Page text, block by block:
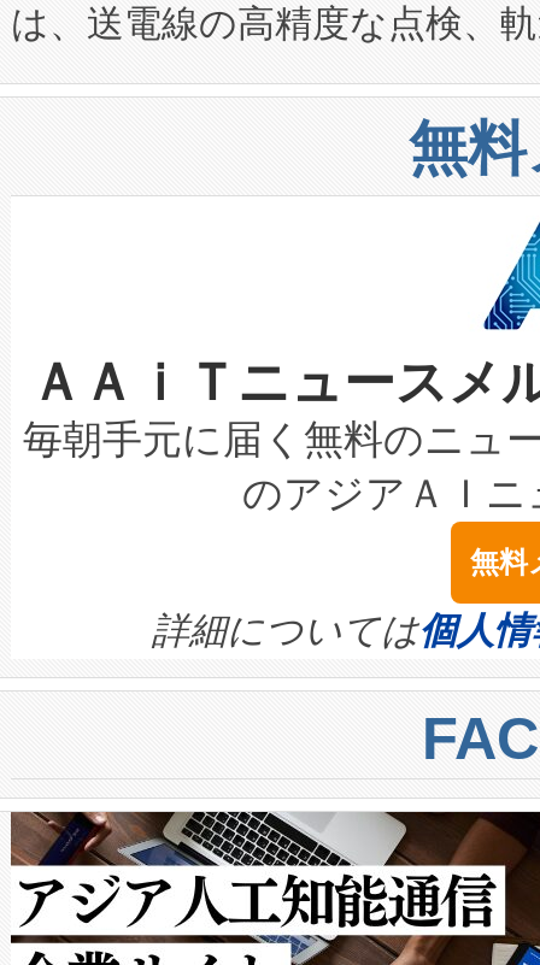
に関する技術移転および知的
構造化トレーニングカリキュ
上げおよび商用化段階におけ
設備整備および立ち上げ調整
加組織は、Enzeneのバイオ
選定された製品について、自
取得できる可能性もあります
設には、3億～4億ドルかか
最高経営責任者（CEO）であ
す。「当社のfully-connected
ームを利用すれば、6,000万
きます。この効率性は、フェ
定、統合、導入、運用に至る
安全性を追跡し、確保する事
増加しているデータセンター
る電力網に大きな負担をかけ
事業者の負担軽減という課題
系統連系を迅速にし、ピーク
限を超えて利用可能な電力容
持できるよう貢献します。こ
ービスレベル契約（SLA）違
テリー性能の劣化によるダウ
念は、現在データセンターが
ます。 Voltaiq provides a
quality and reliability for AI
BESS stack to ensure battery
centers. Voltaiqは、ai&のAI
からシステム統合、試運転、
クルの各段階のデータを監視
[…]
は、送電線の高精度な点検、
や穀物倉庫におけるバルク材
リューション「Avia 2」を発
したAvia 2は、1,000メート
狭視野のFOVを切り替えるこ
ケーブル、枝などの細かな対
なレーザースポットにより、
な環境下でも豊かなディテー
キロメートル範囲を検出
LiDAR for Inspections,
は1535 nmレーザーを搭載。
イズの小径化を実現すること
す。ノーマルモードでは、
ートル先まで検出でき、これ
トに対して約600メートルに
では、反射率10％のターゲッ
で向上し、最大検知距離は
ットだけで最大1キロメート
ルの変電所周囲を監視でき、
無
ＡＡｉＴニュース
毎朝手元に届く無料のニュ
のアジアＡＩ
無料
詳細については個人